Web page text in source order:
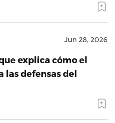
Jun 28, 2026
explica cómo el
defensas del